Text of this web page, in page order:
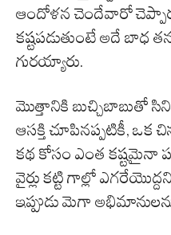
ఆందోళన చెందేవారో
కష్టపడుతుంటే అదే బాధ
గురయ్యారు.
మొత్తానికి బుచ్చిబాబుతో
ఆసక్తి చూపినప్పటికీ, ఒక
కథ కోసం ఎంత కష్టమైనా
వైర్లు కట్టి గాల్లో
ఇప్పుడు మెగా